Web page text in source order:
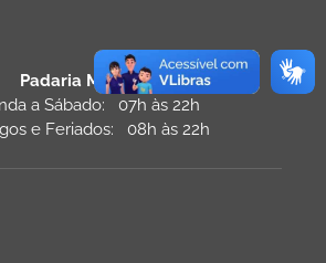
Padaria Monza
a Sábado: 07h às 22h
e Feriados: 08h às 22h